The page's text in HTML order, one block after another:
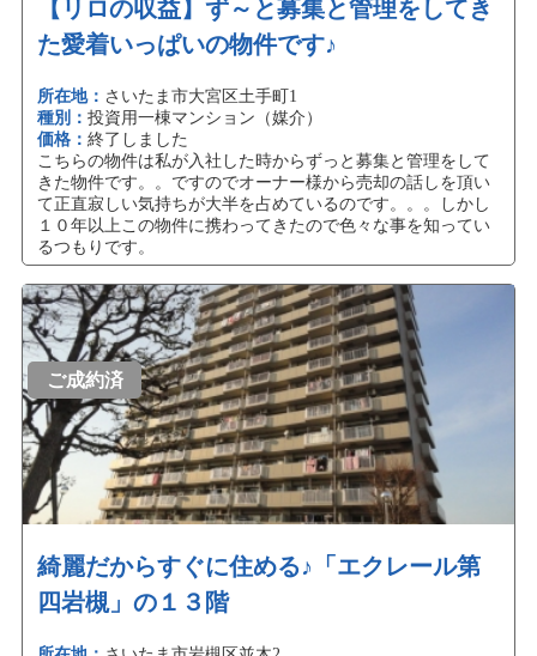
【リロの収益】ず～と募集と管理をしてき
た愛着いっぱいの物件です♪
所在地： さいたま市大宮区土手町1
種別： 投資用一棟マンション（媒介）
価格： 終了しました
こちらの物件は私が入社した時からずっと募集と管理をして
きた物件です。。ですのでオーナー様から売却の話しを頂い
て正直寂しい気持ちが大半を占めているのです。。。しかし
１０年以上この物件に携わってきたので色々な事を知ってい
るつもりです。
ご成約済
綺麗だからすぐに住める♪「エクレール第
四岩槻」の１３階